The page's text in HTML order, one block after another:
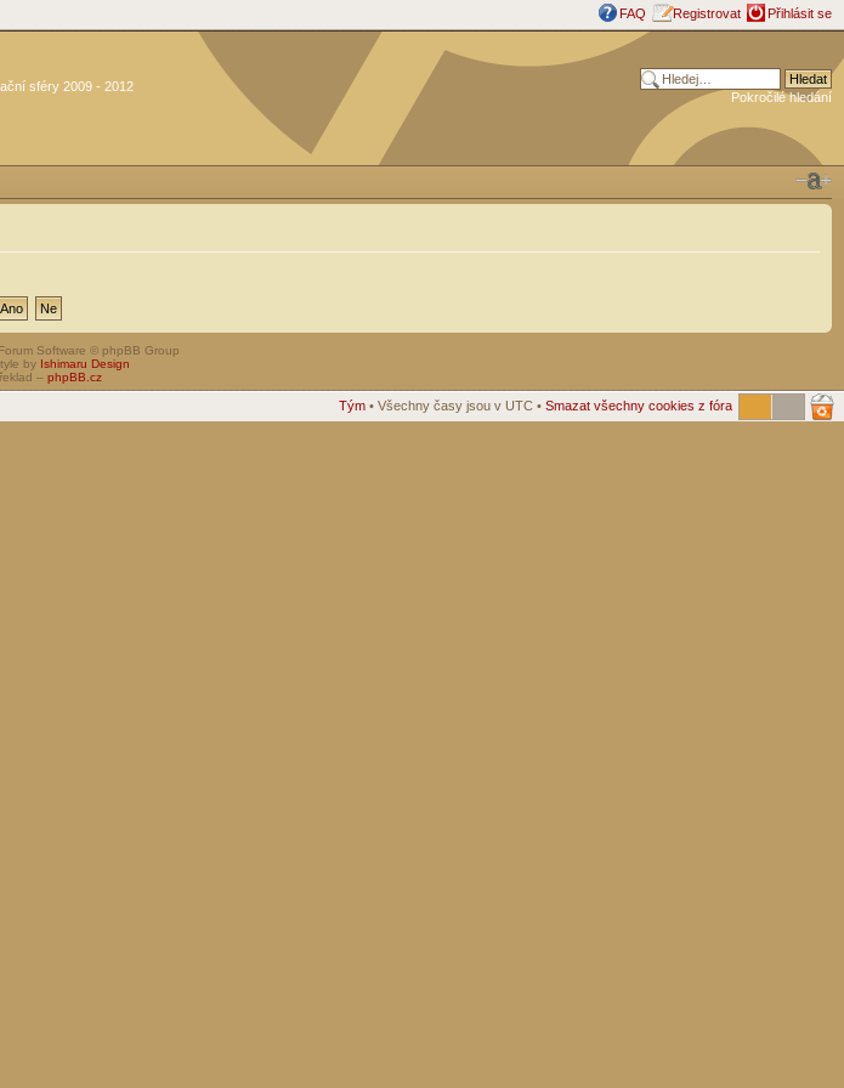
FAQ Registrovat Přihlásit se
sféry 2009 - 2012
Pokročilé hledání
Software © phpBB Group
by Ishimaru Design
– phpBB.cz
Tým • Všechny časy jsou v UTC • Smazat všechny cookies z fóra